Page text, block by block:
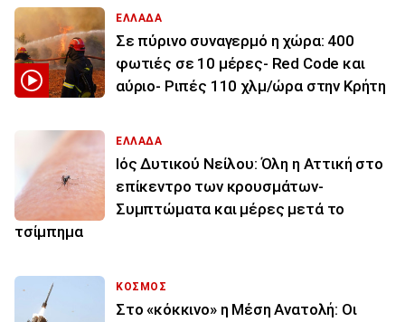
ΕΛΛΑΔΑ
Σε πύρινο συναγερμό η χώρα: 400
φωτιές σε 10 μέρες- Red Code και
αύριο- Ριπές 110 χλμ/ώρα στην Κρήτη
ΕΛΛΑΔΑ
Ιός Δυτικού Νείλου: Όλη η Αττική στο
επίκεντρο των κρουσμάτων-
Συμπτώματα και μέρες μετά το
τσίμπημα
ΚΟΣΜΟΣ
Στο «κόκκινο» η Μέση Ανατολή: Οι